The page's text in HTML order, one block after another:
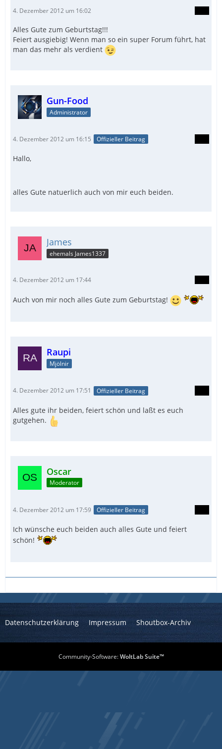
4. Dezember 2012 um 16:02
Alles Gute zum Geburtstag!!!
Feiert ausgiebig! Wenn man so ein super Forum führt, hat
man das mehr als verdient
Gun-Food
Administrator
4. Dezember 2012 um 16:15 Offizieller Beitrag
Hallo,
alles Gute natuerlich auch von mir euch beiden.
James
ehemals James1337
4. Dezember 2012 um 17:44
Auch von mir noch alles Gute zum Geburtstag!
Raupi
Mjölnir
4. Dezember 2012 um 17:51 Offizieller Beitrag
Alles gute ihr beiden, feiert schön und laßt es euch
gutgehen.
Oscar
Moderator
4. Dezember 2012 um 17:59 Offizieller Beitrag
Ich wünsche euch beiden auch alles Gute und feiert
schön!
Datenschutzerklärung Impressum Shoutbox-Archiv
Community-Software:WoltLab Suite™